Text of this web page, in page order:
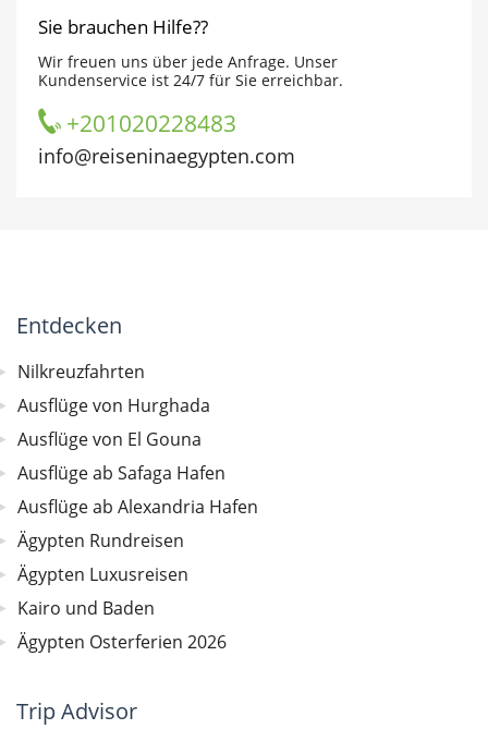
Sie brauchen Hilfe??
Wir freuen uns über jede Anfrage. Unser
Kundenservice ist 24/7 für Sie erreichbar.
+201020228483
info@reiseninaegypten.com
Entdecken
Nilkreuzfahrten
Ausflüge von Hurghada
Ausflüge von El Gouna
Ausflüge ab Safaga Hafen
Ausflüge ab Alexandria Hafen
Ägypten Rundreisen
Ägypten Luxusreisen
Kairo und Baden
Ägypten Osterferien 2026
Trip Advisor